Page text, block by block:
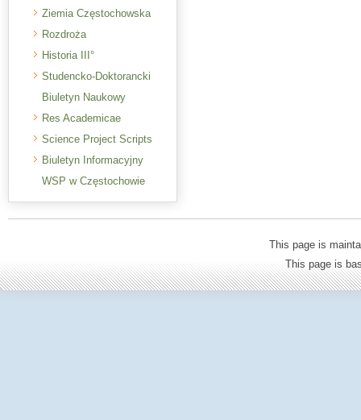
Ziemia Częstochowska
Rozdroża
Historia III°
Studencko-Doktorancki
Biuletyn Naukowy
Res Academicae
Science Project Scripts
Biuletyn Informacyjny
WSP w Częstochowie
This page is
This page is